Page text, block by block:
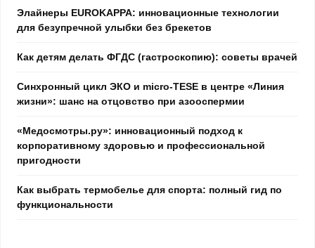
Элайнеры EUROKAPPA: инновационные технологии
для безупречной улыбки без брекетов
Как детям делать ФГДС (гастроскопию): советы врачей
Синхронный цикл ЭКО и micro-TESE в центре «Линия
жизни»: шанс на отцовство при азооспермии
«Медосмотры.ру»: инновационный подход к
корпоративному здоровью и профессиональной
пригодности
Как выбрать термобелье для спорта: полный гид по
функциональности